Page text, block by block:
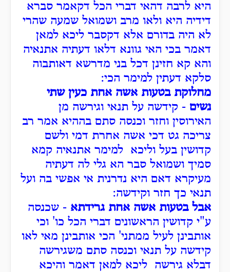
היא לרבה דהאי דברי הכל דקאמר סברא
דידיה היא ולאו מרב ושמואל שמעה שהרי
לא היה בדורם אלא דקסבר ליכא למאן
דאמר בכי האי גוונא דלאו דעתיה אתנאיה
והא קא חזינן דכל בני מדרשא דאותבוה
סלקא דעתין למימר הכי:
מחלוקת בטעות אשה אחת כעין שתי
נשים - קידשה על תנאי וגירשה מן
האירוסין וחזר וכנסה סתם בההיא אמר רב
צריכה גט דכי אשה אחרת דמי ולשם
קדושין בעל וליכא למימר אתנאיה קמא
סמיך ושמואל סבר הא גלי לה דעתיה
מעיקרא דאם היא נדרנית אי אפשי בה ועל
תנאי כך חזר וקידשה:
אבל בטעות אשה אחת גרידתא - שכנסה
ע"י קדושין הראשונים דברי הכל כו' וכי
אותבינן לעיל ממתני' הכי אותבינן מאי לאו
קידשה על תנאי וכנסה סתם משגירשה
דבלא גירשה ליכא למאן דאמר והיכא